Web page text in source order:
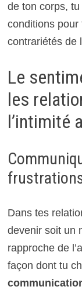
de ton corps,
conditions pour
contrariétés de
Le
les
l’intimité
Dans tes
devenir soit un
rapproche de
façon dont tu